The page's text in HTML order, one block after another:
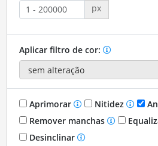
px
Aplicar filtro de cor:
Aprimorar Nitidez
Remover manchas
Desinclinar